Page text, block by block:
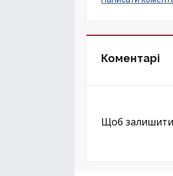
Коментарі
Щоб залишити